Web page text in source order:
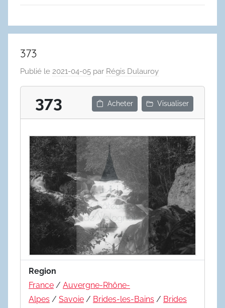
373
Publié le 2021-04-05 par Régis Dulauroy
373 Acheter Visualiser
Region
France / Auvergne-Rhône-
Alpes / Savoie / Brides-les-Bains / Brides